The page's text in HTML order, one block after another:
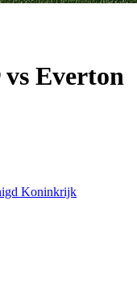
Everton
Koninkrijk